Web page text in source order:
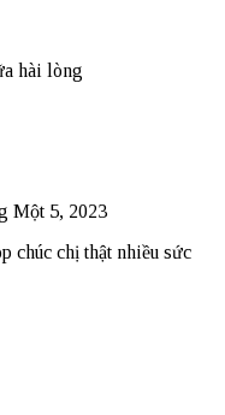
hài lòng
Một 5, 2023
chúc chị thật nhiều sức